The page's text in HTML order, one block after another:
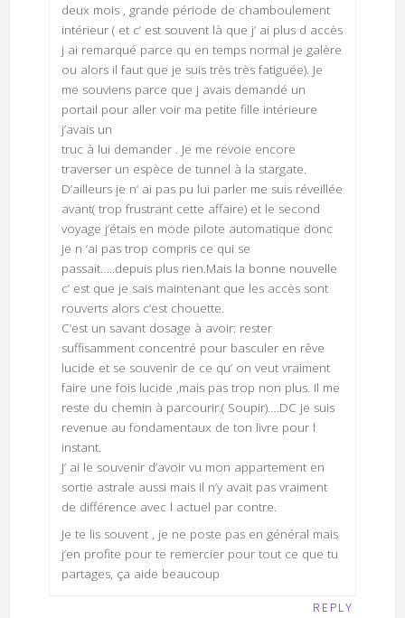
deux mois , grande période de chamboulement
intérieur ( et c’ est souvent là que j’ ai plus d accès
j ai remarqué parce qu en temps normal je galère
ou alors il faut que je suis très très fatiguée). Je
me souviens parce que j avais demandé un
portail pour aller voir ma petite fille intérieure
j’avais un
truc à lui demander . Je me revoie encore
traverser un espèce de tunnel à la stargate.
D’ailleurs je n’ ai pas pu lui parler me suis réveillée
avant( trop frustrant cette affaire) et le second
voyage j’étais en mode pilote automatique donc
je n ‘ai pas trop compris ce qui se
passait…..depuis plus rien.Mais la bonne nouvelle
c’ est que je sais maintenant que les accès sont
rouverts alors c’est chouette.
C’est un savant dosage à avoir: rester
suffisamment concentré pour basculer en rêve
lucide et se souvenir de ce qu’ on veut vraiment
faire une fois lucide ,mais pas trop non plus. Il me
reste du chemin à parcourir.( Soupir)….DC je suis
revenue au fondamentaux de ton livre pour l
instant.
J’ ai le souvenir d’avoir vu mon appartement en
sortie astrale aussi mais il n’y avait pas vraiment
de différence avec l actuel par contre.
Je te lis souvent , je ne poste pas en général mais
j’en profite pour te remercier pour tout ce que tu
partages, ça aide beaucoup
REPLY